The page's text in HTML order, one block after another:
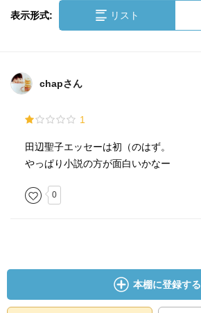
表示形式: リスト
chapさん
1
田辺聖子エッセーは初（のはず。
やっぱり小説の方が面白いかなー
0
本棚に登録する